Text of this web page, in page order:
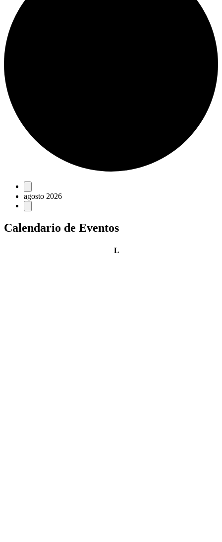
Eventos
agosto 2026
Calendario de Eventos
Llunes